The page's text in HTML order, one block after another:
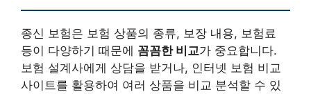
종신 보험은 보험 상품의 종류, 보장 내용, 보험료
등이 다양하기 때문에 꼼꼼한 비교가 중요합니다.
보험 설계사에게 상담을 받거나, 인터넷 보험 비교
사이트를 활용하여 여러 상품을 비교 분석할 수 있